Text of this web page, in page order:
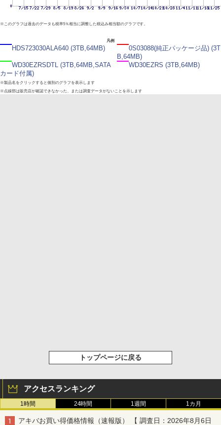
※このグラフは過去のデータも税率5％相当に調整した税込み相当額のグラフです。
凡例
HDS723030ALA640 (3TB,64MB)
0S03088(純正パッケージ品) (3T
B,64MB)
WD30EZRSDTL (3TB,64MB,SATA
カード付属)
WD30EZRS (3TB,64MB)
※製品名をクリックすると個別のグラフを表示します
※点線部は販売店が確認できなかった、または調査データがないことを示します
トップページに戻る
アクセスランキング
1時間 24時間 1週間 1カ月
アキバお買い得価格情報（速報版） 【 調査日：2026年8月6日